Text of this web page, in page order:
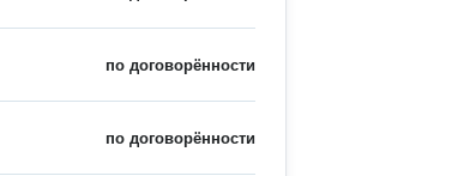
по договорённости
по договорённости